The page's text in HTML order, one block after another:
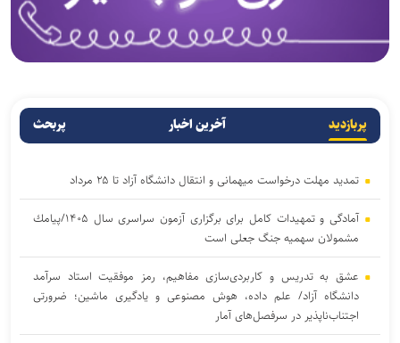
پربازدید آخرین اخبار پربحث
تمدید مهلت درخواست میهمانی و انتقال دانشگاه آزاد تا ۲۵ مرداد
آمادگی و تمهیدات كامل برای برگزاری آزمون سراسری سال ۱۴۰۵/پیامك
مشمولان سهمیه جنگ جعلی است
عشق به تدریس و کاربردی‌سازی مفاهیم، رمز موفقیت استاد سرآمد
دانشگاه آزاد/ علم داده، هوش مصنوعی و یادگیری ماشین؛ ضرورتی
اجتناب‌ناپذیر در سرفصل‌های آمار